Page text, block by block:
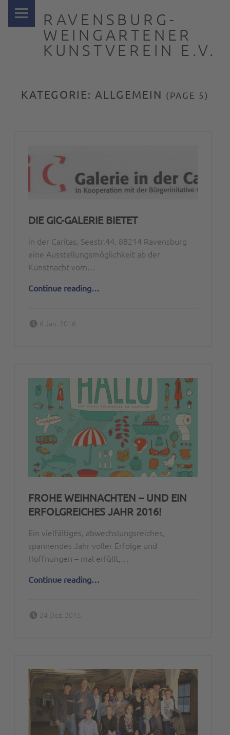
RAVENSBURG-
WEINGARTENER
KUNSTVEREIN E.V.
KATEGORIE: ALLGEMEIN (PAGE 5)
DIE GIC-GALERIE BIETET
in der Caritas, Seestr.44, 88214 Ravensburg
eine Ausstellungsmöglichkeit ab der
Kunstnacht vom…
Continue reading…
6 Jan. 2016
FROHE WEIHNACHTEN – UND EIN
ERFOLGREICHES JAHR 2016!
Ein vielfältiges, abwechslungsreiches,
spannendes Jahr voller Erfolge und
Hoffnungen – mal erfüllt,…
Continue reading“Frohe Weihnachten – und ein erfolgreiches Jahr 2016!”
…
24 Dez. 2015